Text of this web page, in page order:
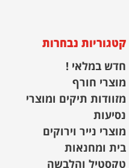
קטגוריות נבחרות
חדש במלאי !
מוצרי חורף
מזוודות תיקים ומוצרי
נסיעות
מוצרי נייר וירוקים
בית ומחנאות
טקסטיל והלבשה